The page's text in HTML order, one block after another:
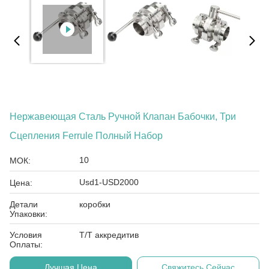
Нержавеющая Сталь Ручной Клапан Бабочки, Три
Сцепления Ferrule Полный Набор
МОК: 10
Цена: Usd1-USD2000
Детали
Упаковки:
коробки
Условия
Оплаты:
Т/Т аккредитив